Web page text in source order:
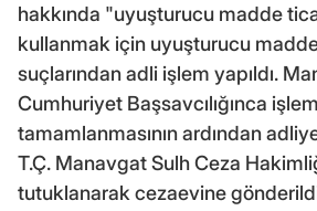
hakkında "uyuşturucu madde
kullanmak için uyuşturucu
suçlarından adli işlem yapıldı.
Cumhuriyet Başsavcılığınca
tamamlanmasının ardından
T.Ç. Manavgat Sulh Ceza
tutuklanarak cezaevine